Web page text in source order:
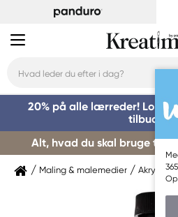
20% på alle lærreder! Log
tilbuddet
Alt, hvad du skal bruge til
Maling & malemedier